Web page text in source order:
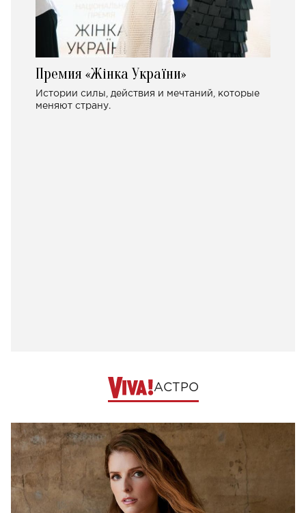
Премия «Жінка України»
Истории силы, действия и мечтаний, которые
меняют страну.
АСТРО